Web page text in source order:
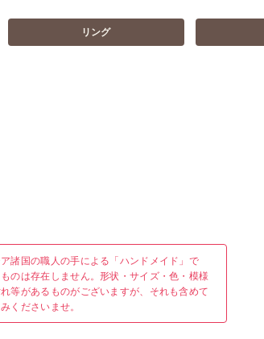
リング
諸国の職人の手による「ハンドメイド」で
のは存在しません。形状・サイズ・色・模様
等があるものがございますが、それも含めて
くださいませ。